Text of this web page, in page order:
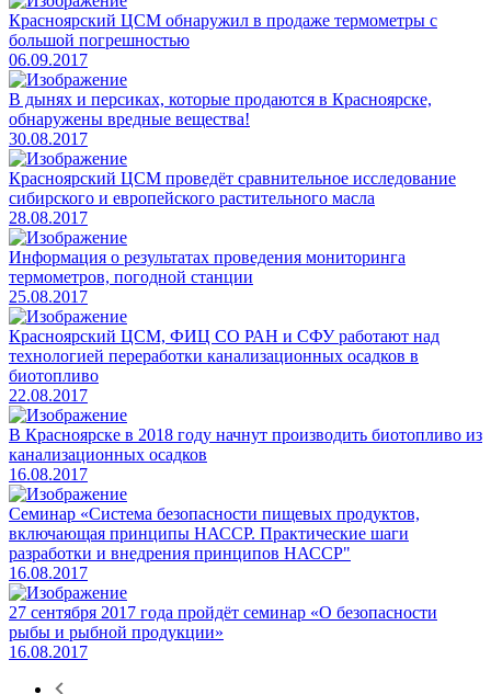
Красноярский ЦСМ обнаружил в продаже термометры с
большой погрешностью
06.09.2017
В дынях и персиках, которые продаются в Красноярске,
обнаружены вредные вещества!
30.08.2017
Красноярский ЦСМ проведёт сравнительное исследование
сибирского и европейского растительного масла
28.08.2017
Информация о результатах проведения мониторинга
термометров, погодной станции
25.08.2017
Красноярский ЦСМ, ФИЦ СО РАН и СФУ работают над
технологией переработки канализационных осадков в
биотопливо
22.08.2017
В Красноярске в 2018 году начнут производить биотопливо из
канализационных осадков
16.08.2017
Семинар «Система безопасности пищевых продуктов,
включающая принципы НАССР. Практические шаги
разработки и внедрения принципов НАССР"
16.08.2017
27 сентября 2017 года пройдёт семинар «О безопасности
рыбы и рыбной продукции»
16.08.2017